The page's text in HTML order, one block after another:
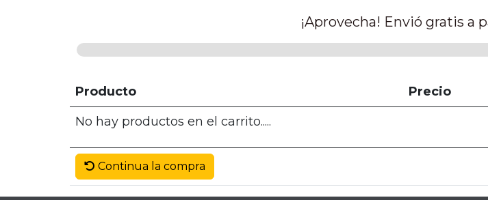
¡Aprovecha! Envió gratis a
Producto Precio
No hay productos en el carrito.....
Continua la compra